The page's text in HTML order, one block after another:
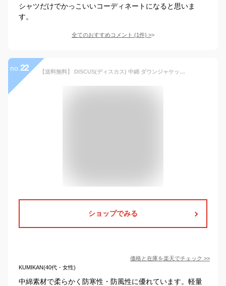
シャツだけでかっこいいコーディネートになると思いま
す。
全てのおすすめコメント (1件) >
no. 22 【送料無料】 DISCUS(ディスカス) 中綿 ダウンジャケット メンズ 大きいサイズ 中綿ジャケット ボリュームネック フード ブルゾン アウター 防寒 あったか 暖かい ジャケット スポーツ ジップアップ パーカー ストリート系
ショップでみる
価格と在庫を楽天でチェック >>
KUMIKAN(40代・女性)
中綿素材で柔らかく防寒性・防風性に優れています。軽量